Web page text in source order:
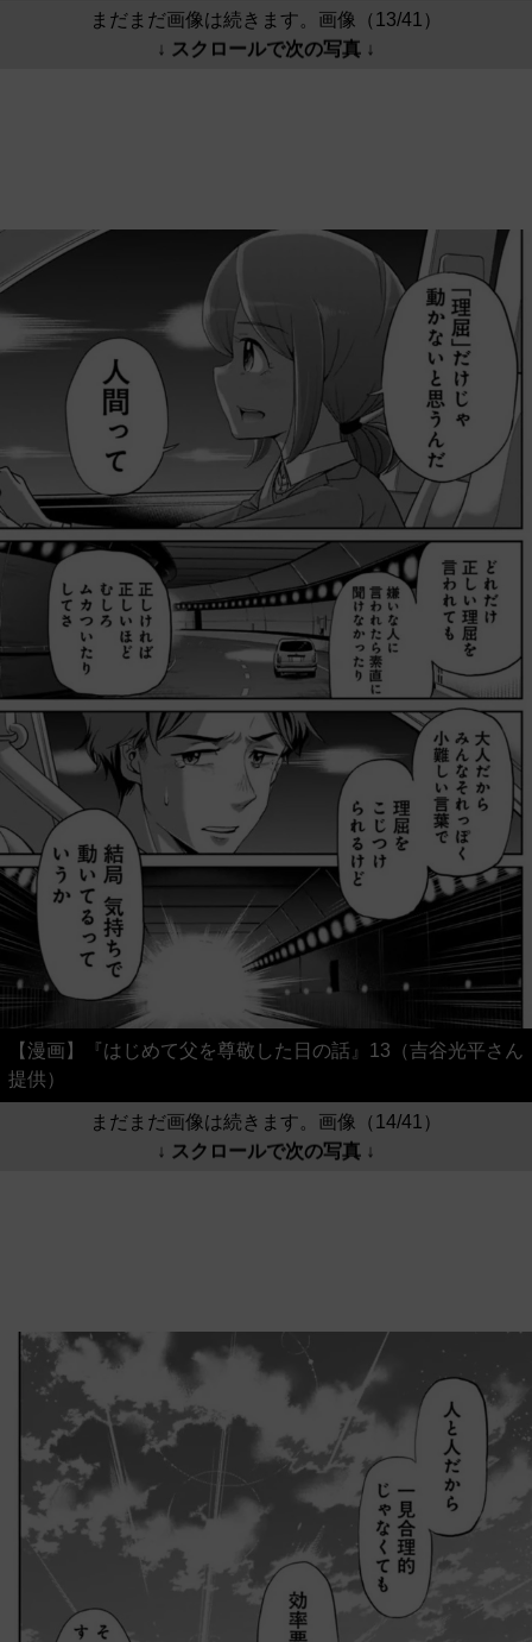
まだまだ画像は続きます。画像（13/41）
↓ スクロールで次の写真 ↓
【漫画】『はじめて父を尊敬した日の話』13（吉谷光平さん
提供）
まだまだ画像は続きます。画像（14/41）
↓ スクロールで次の写真 ↓